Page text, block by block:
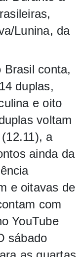
Lunina, da
Brasil conta,
duplas,
e oito
voltam
a
ainda da
e oitavas de
com
YouTube
sábado